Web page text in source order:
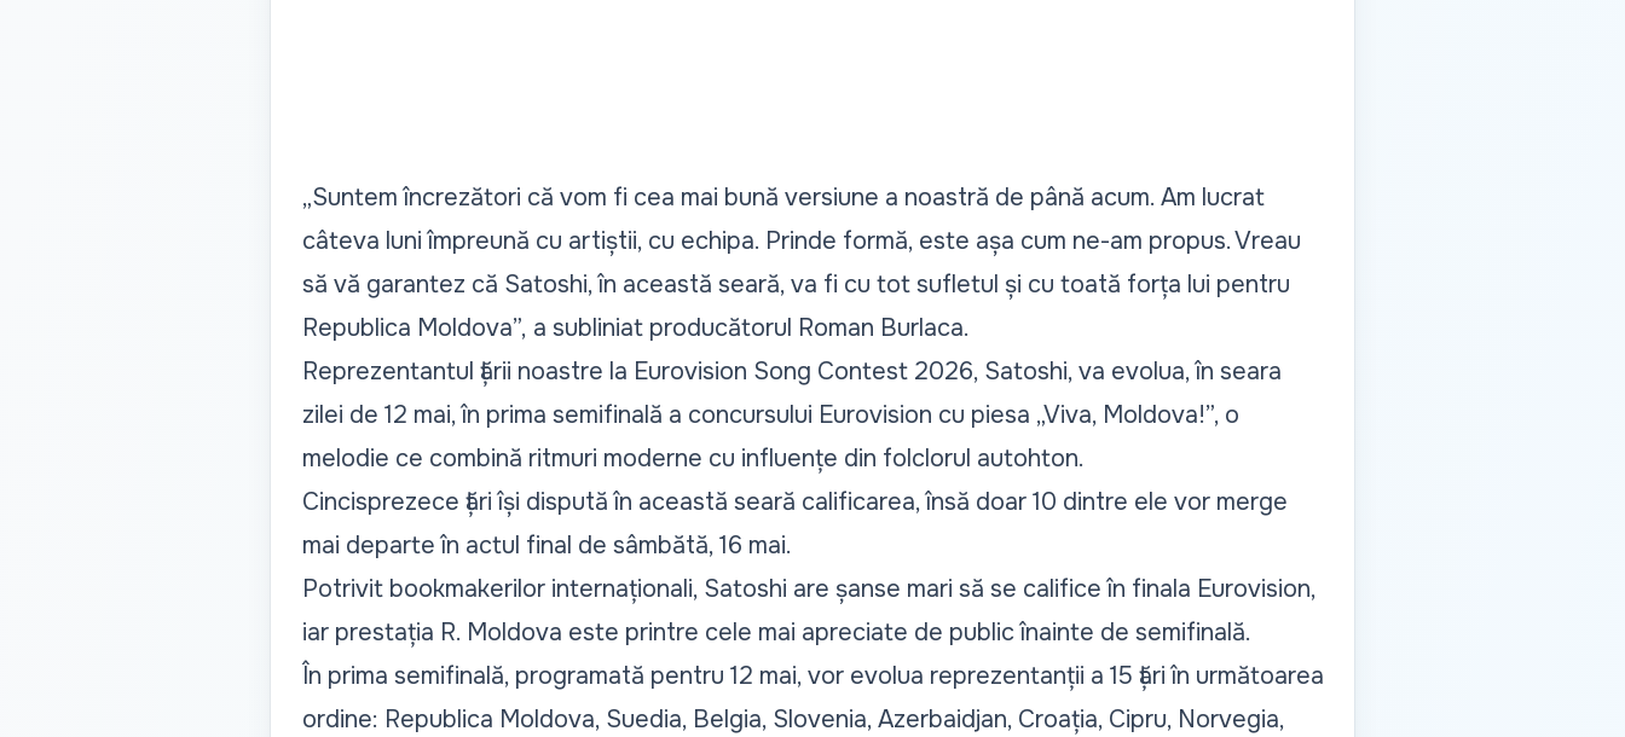
„Suntem încrezători că vom fi cea mai bună versiune a noastră de până acum. Am lucrat
câteva luni împreună cu artiștii, cu echipa. Prinde formă, este așa cum ne-am propus. Vreau
să vă garantez că Satoshi, în această seară, va fi cu tot sufletul și cu toată forța lui pentru
Republica Moldova”, a subliniat producătorul Roman Burlaca.
Reprezentantul țării noastre la Eurovision Song Contest 2026, Satoshi, va evolua, în seara
zilei de 12 mai, în prima semifinală a concursului Eurovision cu piesa „Viva, Moldova!”, o
melodie ce combină ritmuri moderne cu influențe din folclorul autohton.
Cincisprezece țări își dispută în această seară calificarea, însă doar 10 dintre ele vor merge
mai departe în actul final de sâmbătă, 16 mai.
Potrivit bookmakerilor internaționali, Satoshi are șanse mari să se califice în finala Eurovision,
iar prestația R. Moldova este printre cele mai apreciate de public înainte de semifinală.
În prima semifinală, programată pentru 12 mai, vor evolua reprezentanții a 15 țări în următoarea
ordine: Republica Moldova, Suedia, Belgia, Slovenia, Azerbaidjan, Croația, Cipru, Norvegia,